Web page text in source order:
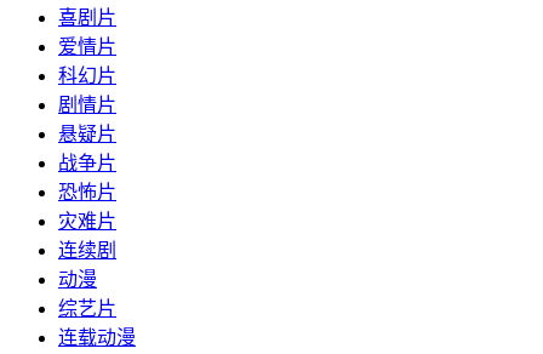
喜剧片
爱情片
科幻片
剧情片
悬疑片
战争片
恐怖片
灾难片
连续剧
动漫
综艺片
连载动漫